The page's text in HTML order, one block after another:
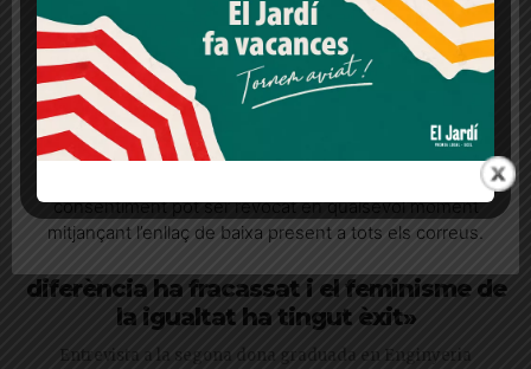
diferència ha fracassat i el feminisme de
la igualtat ha tingut èxit»
Entrevista a la segona dona graduada en Enginyeria
Més informació Acceptar Rebutjar tot
Quan l’usuari crea un compte al Diari el Jardí, dona el
seu consentiment explícit per rebre comunicacions
consentiment pot ser revocat en qualsevol moment
mitjançant l’enllaç de baixa present a tots els correus.